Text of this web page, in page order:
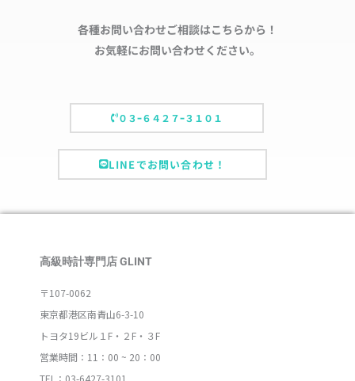
各種お問い合わせご相談はこちらから！
お気軽にお問い合わせください。
０３ｰ６４２７ｰ３１０１
LINEでお問い合わせ！
高級時計専門店 GLINT
〒107-0062
東京都港区南青山6-3-10
トヨタ19ビル１F・２F・３F
営業時間：11：00 ~ 20：00